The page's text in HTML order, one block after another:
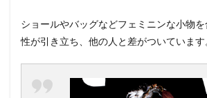
ショールやバッグなどフェミニンな小物
性が引き立ち、他の人と差がついています